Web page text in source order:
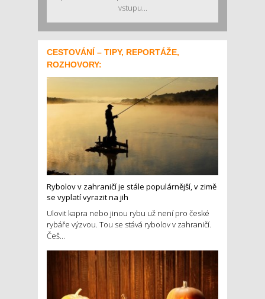
vstupu...
CESTOVÁNÍ – TIPY, REPORTÁŽE,
ROZHOVORY:
Rybolov v zahraničí je stále populárnější, v zimě
se vyplatí vyrazit na jih
Ulovit kapra nebo jinou rybu už není pro české
rybáře výzvou. Tou se stává rybolov v zahraničí.
Češ...